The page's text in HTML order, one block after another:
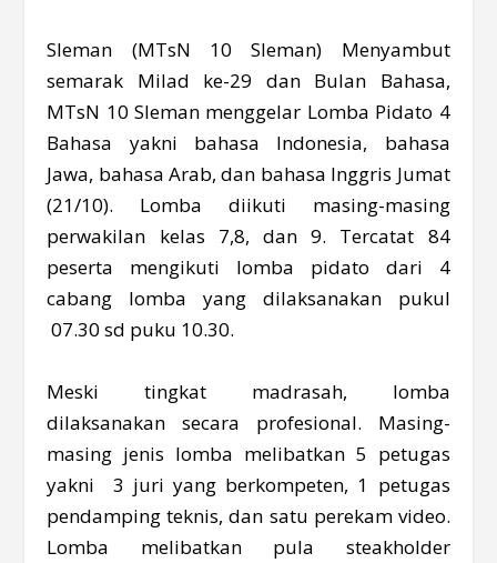
Sleman (MTsN 10 Sleman) Menyambut
semarak Milad ke-29 dan Bulan Bahasa,
MTsN 10 Sleman menggelar Lomba Pidato 4
Bahasa yakni bahasa Indonesia, bahasa
Jawa, bahasa Arab, dan bahasa Inggris Jumat
(21/10). Lomba diikuti masing-masing
perwakilan kelas 7,8, dan 9. Tercatat 84
peserta mengikuti lomba pidato dari 4
cabang lomba yang dilaksanakan pukul
07.30 sd puku 10.30.
Meski tingkat madrasah, lomba
dilaksanakan secara profesional. Masing-
masing jenis lomba melibatkan 5 petugas
yakni 3 juri yang berkompeten, 1 petugas
pendamping teknis, dan satu perekam video.
Lomba melibatkan pula steakholder